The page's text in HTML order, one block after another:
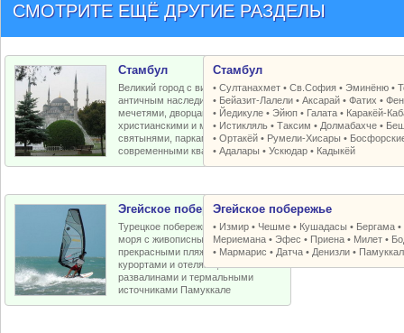
СМОТРИТЕ ЕЩЁ ДРУГИЕ РАЗДЕЛЫ
Стамбул
Великий город с византийским и
античным наследием, османскими
мечетями, дворцами, крепостями,
христианскими и мусульманскими
святынями, парками, старыми и
современными кварталами
Стамбул
•Султанахмет •Св.София •Эминёню •
• Бейазит-Лалели •Аксарай •Фатих •
• Йедикуле •Эйюп • Галата • Каракёй-
• Истикляль •Таксим • Долмабахче •
•Ортакёй • Румели-Xисары •
•Адалары •Ускюдар • Кадыкёй
Эгейское побережье
Турецкое побережье Эгейского
моря с живописными бухтами,
прекрасными пляжами, отличными
курортами и отелями, античными
развалинами и термальными
источниками Памуккале
Эгейское побережье
• Измир • Чешме • Кушадасы • Бергама •
Мериемана •Эфес • Приена • Милет •
• Мармарис • Датча • Денизли •